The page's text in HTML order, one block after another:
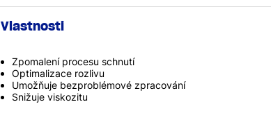
Vlastnosti
Zpomalení procesu schnutí
Optimalizace rozlivu
Umožňuje bezproblémové zpracování
Snižuje viskozitu